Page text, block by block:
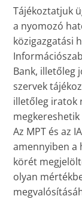
Tájékoztatjuk
a nyomozó
közigazgatási
Bank, illetőleg
szervek
illetőleg iratok
Az MPT és az
amennyiben a
körét
olyan